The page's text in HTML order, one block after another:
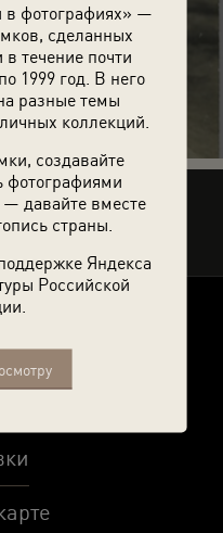
в фотографиях» —
сделанных
течение почти
1999 год. В него
разные темы
коллекций.
создавайте
фотографиями
давайте вместе
страны.
Яндекса
Российской